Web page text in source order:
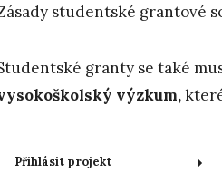
studentské grantové
granty se také
výzkum,
Přihlásit projekt